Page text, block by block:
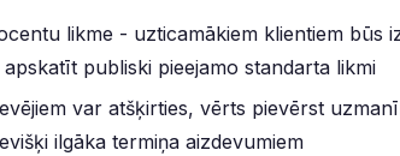
likme - uzticamākiem klientiem būs
publiski pieejamo standarta likmi
var atšķirties, vērts pievērst
ilgāka termiņa aizdevumiem